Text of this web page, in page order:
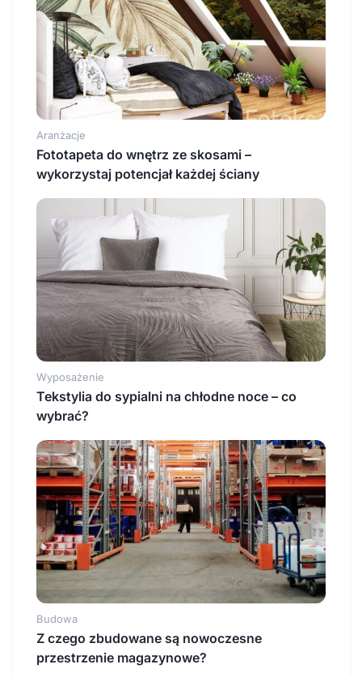
Aranżacje
​Fototapeta do wnętrz ze skosami –
wykorzystaj potencjał każdej ściany
Wyposażenie
Tekstylia do sypialni na chłodne noce – co
wybrać?
Budowa
Z czego zbudowane są nowoczesne
przestrzenie magazynowe?